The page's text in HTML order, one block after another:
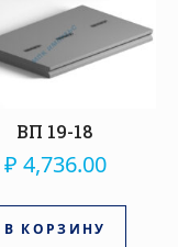
ВП 19-18
₽ 4,736.00
В КОРЗИНУ